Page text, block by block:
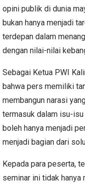
opini publik di dunia
bukan hanya menjadi
terdepan dalam
dengan nilai-nilai
Sebagai Ketua PWI
bahwa pers memiliki
membangun narasi
termasuk dalam isu-
boleh hanya menjadi
menjadi bagian dari
Kepada para peserta,
seminar ini tidak hanya